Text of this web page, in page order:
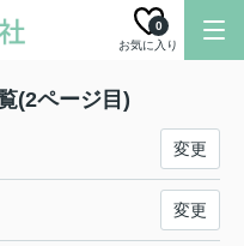
お気に入り
0
(2ページ目)
変更
変更